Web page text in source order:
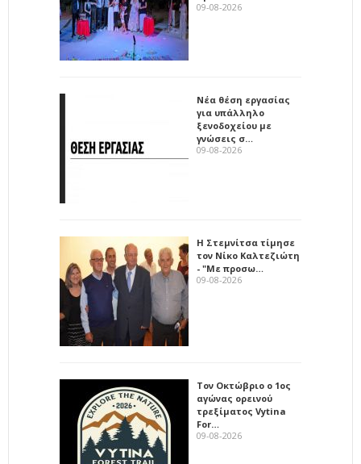
09-08-2026
Νέα θέση εργασίας
για υπάλληλο
ξενοδοχείου με
γνώσεις σ…
09-08-2026
Η Στεμνίτσα τίμησε
τον Νίκο Καλτεζιώτη
- "Με προσω…
09-08-2026
Τον Οκτώβριο ο 1ος
αγώνας ορεινού
τρεξίματος Vytina
For…
09-08-2026